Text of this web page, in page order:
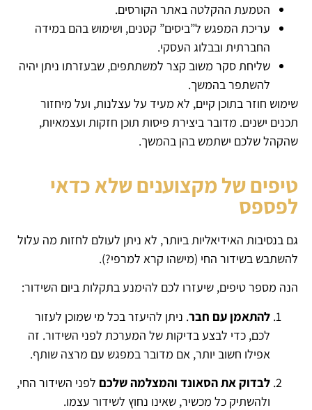
הטמעת ההקלטה באתר הקורסים.
עריכת המפגש ל”ביסים” קטנים, ושימוש בהם במידה
החברתית ובבלוג העסקי.
שליחת סקר משוב קצר למשתתפים, שבעזרתו ניתן יהיה
להשתפר בהמשך.
שימוש חוזר בתוכן קיים, לא מעיד על עצלנות, ועל מיחזור
תכנים ישנים. מדובר ביצירת פיסות תוכן חזקות ועצמאיות,
שהקהל שלכם ישתמש בהן בהמשך.
טיפים של מקצוענים שלא כדאי
לפספס
גם בנסיבות האידיאליות ביותר, לא ניתן לעולם לחזות מה עלול
להשתבש בשידור החי (מישהו קרא למרפי?).
הנה מספר טיפים, שיעזרו לכם להימנע בתקלות ביום השידור:
להתאמן עם חבר. ניתן להיעזר בכל מי שמוכן לעזור
לכם, כדי לבצע בדיקות של המערכת לפני השידור. זה
אפילו חשוב יותר, אם מדובר במפגש עם מרצה שותף.
לבדוק את הסאונד והמצלמה שלכם לפני השידור החי,
ולהשתיק כל מכשיר, שאינו נחוץ לשידור עצמו.